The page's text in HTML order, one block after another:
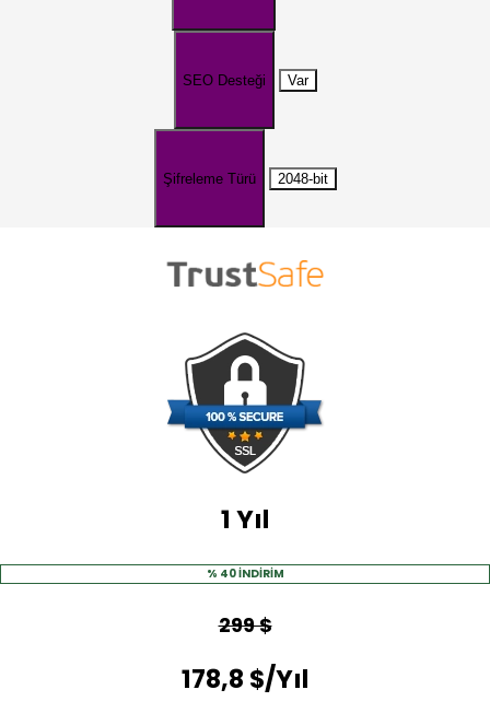
SEO Desteği Var
Şifreleme Türü 2048-bit
1 Yıl
% 40 İNDİRİM
299 $
178,8 $/Yıl